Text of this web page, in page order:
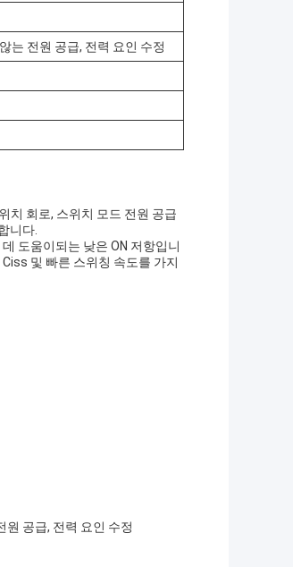
는 전원 공급, 전력 요인 수정
치 회로, 스위치 모드 전원 공급
니다.
도움이되는 낮은 ON 저항입니
및 빠른 스위칭 속도를 가지
원 공급, 전력 요인 수정